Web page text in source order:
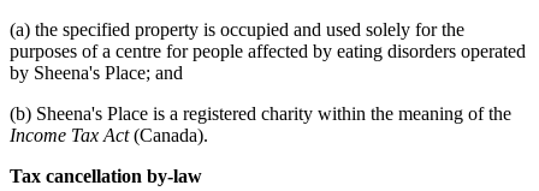
(a) the specified property is occupied and used solely for the
purposes of a centre for people affected by eating disorders operated
by Sheena's Place; and
(b) Sheena's Place is a registered charity within the meaning of the
Income Tax Act(Canada).
Tax cancellation by-law